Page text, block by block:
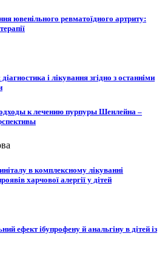
ювенільного ревматоїдного артриту:
і лікування згідно з останніми
к лечению пурпуры Шенлейна –
в комплексному лікуванні
харчової алергії у дітей
ефект ібупрофену й анальгіну в дітей із